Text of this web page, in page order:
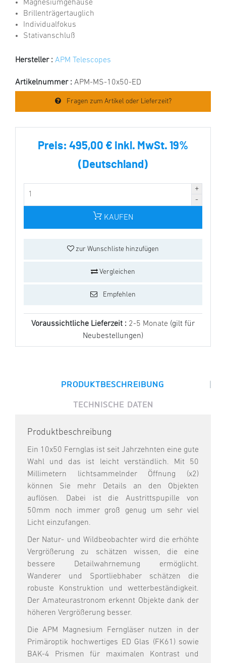
Magnesiumgehäuse
Brillenträgertauglich
Individualfokus
Stativanschluß
Hersteller : APM Telescopes
Artikelnummer : APM-MS-10x50-ED
Fragen zum Artikel oder Lieferzeit?
Preis: 495,00 € inkl. MwSt. 19%
(Deutschland)
KAUFEN
zur Wunschliste hinzufügen
Vergleichen
Empfehlen
Voraussichtliche Lieferzeit : 2-5 Monate (gilt für
Neubestellungen)
PRODUKTBESCHREIBUNG |
TECHNISCHE DATEN
Produktbeschreibung
Ein 10x50 Fernglas ist seit Jahrzehnten eine gute
Wahl und das ist leicht verständlich. Mit 50
Millimetern lichtsammelnder Öffnung (x2)
können Sie mehr Details an den Objekten
auflösen. Dabei ist die Austrittspupille von
50mm noch immer groß genug um sehr viel
Licht einzufangen.
Der Natur- und Wildbeobachter wird die erhöhte
Vergrößerung zu schätzen wissen, die eine
bessere Detailwahrnemung ermöglicht.
Wanderer und Sportliebhaber schätzen die
robuste Konstruktion und wetterbeständigkeit.
Der Amateurastronom erkennt Objekte dank der
höheren Vergrößerung besser.
Die APM Magnesium Ferngläser nutzen in der
Primäroptik hochwertiges ED Glas (FK61) sowie
BAK-4 Prismen für maximalen Kontrast und